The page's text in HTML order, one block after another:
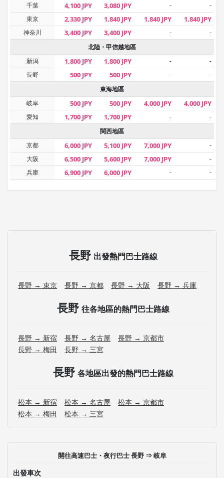
千葉
4,100 JPY 3,080 JPY -
-
東京
2,330 JPY 1,840 JPY 1,840 JPY 1,840 JPY
神奈川 3,400 JPY 3,400 JPY -
-
北陸・甲信越地區
新潟
1,800 JPY 1,800 JPY -
-
長野
500 JPY 500 JPY -
-
東海地區
岐阜
500 JPY 500 JPY 4,000 JPY 4,000 JPY
愛知 1,700 JPY 1,700 JPY -
-
関西地區
京都
6,000 JPY 5,100 JPY 7,000 JPY
-
大阪
6,500 JPY 5,600 JPY 7,000 JPY
-
兵庫
6,900 JPY 6,000 JPY - -
長野 出發熱門巴士路線
長野 → 東京 長野 → 京都 長野 → 大阪 長野 → 兵庫
長野 往各地區的熱門巴士路線
長野 → 新宿 長野 → 名古屋
長野 → 京都市
長野 → 梅田
長野 → 三宮
長野 各地區出發的熱門巴士路線
松本 → 新宿 松本 → 名古屋
松本 → 京都市
松本 → 梅田
松本 → 三宮
開往高速巴士・夜行巴士 長野 ⇒ 岐阜
出發車次